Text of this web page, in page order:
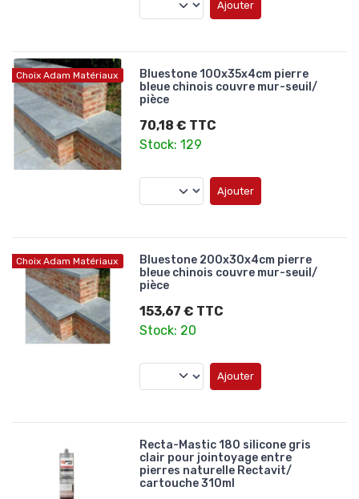
Ajouter
Choix Adam Matériaux
Bluestone 100x35x4cm pierre
bleue chinois couvre mur-seuil/
pièce
70,18 € TTC
Stock: 129
Ajouter
Choix Adam Matériaux
Bluestone 200x30x4cm pierre
bleue chinois couvre mur-seuil/
pièce
153,67 € TTC
Stock: 20
Ajouter
Recta-Mastic 180 silicone gris
clair pour jointoyage entre
pierres naturelle Rectavit/
cartouche 310ml